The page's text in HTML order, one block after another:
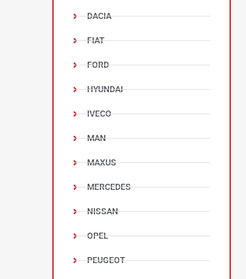
DACIA
FIAT
FORD
HYUNDAI
IVECO
MAN
MAXUS
MERCEDES
NISSAN
OPEL
PEUGEOT